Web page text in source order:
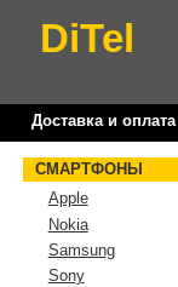
DiTel
Доставка и оплата
СМАРТФОНЫ
Apple
Nokia
Samsung
Sony